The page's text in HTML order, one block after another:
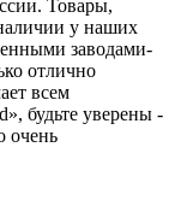
Товары,
у наших
заводами-
отлично
всем
будьте уверены -
очень